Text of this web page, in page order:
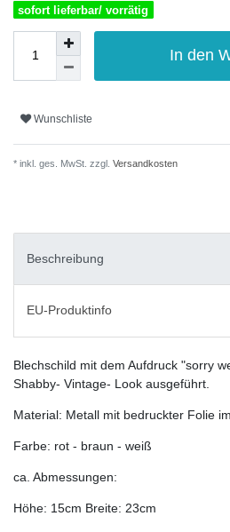
sofort lieferbar/ vorrätig
In den
Wunschliste
* inkl. ges. MwSt. zzgl. Versandkosten
Beschreibung
EU-Produktinfo
Blechschild mit dem Aufdruck "sorry
Shabby- Vintage- Look ausgeführt.
Material: Metall mit bedruckter Folie
Farbe: rot - braun - weiß
ca. Abmessungen:
Höhe: 15cm Breite: 23cm